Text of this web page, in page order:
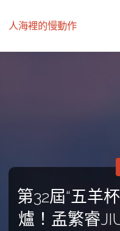
人海裡的慢動作
第32屆“五羊
爐！孟繁睿